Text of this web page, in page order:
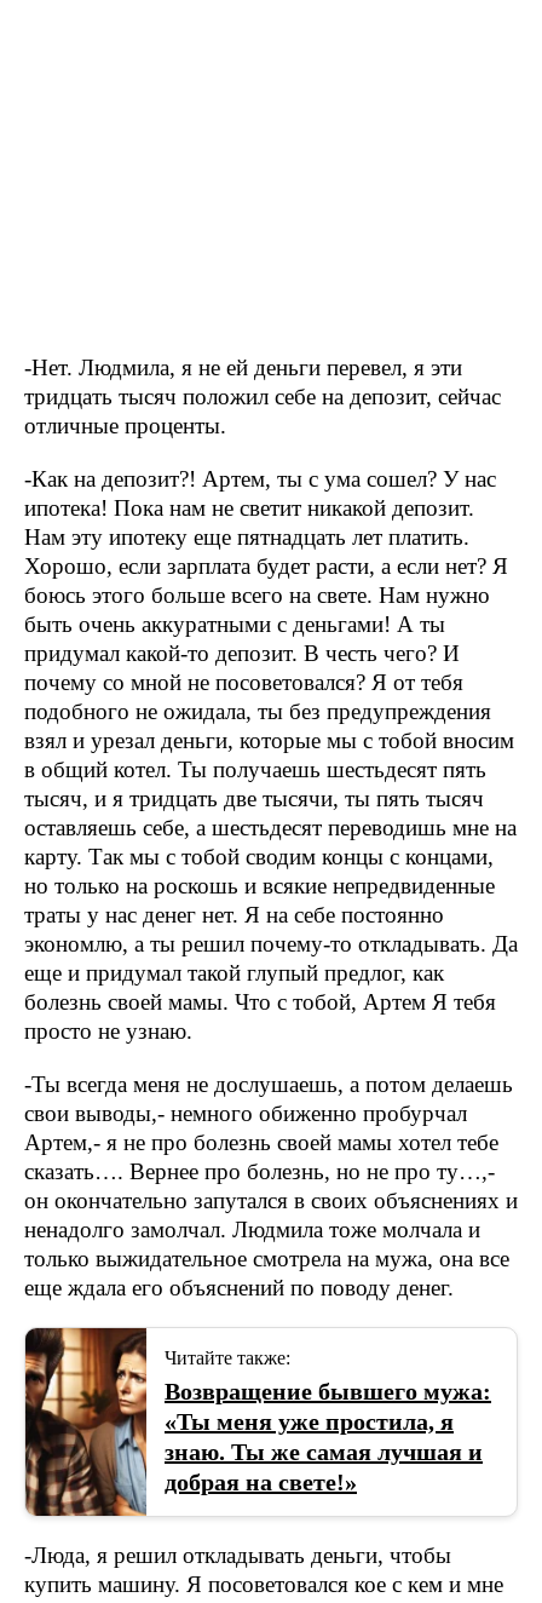
-Нет. Людмила, я не ей деньги перевел, я эти
тридцать тысяч положил себе на депозит, сейчас
отличные проценты.
-Как на депозит?! Артем, ты с ума сошел? У нас
ипотека! Пока нам не светит никакой депозит.
Нам эту ипотеку еще пятнадцать лет платить.
Хорошо, если зарплата будет расти, а если нет? Я
боюсь этого больше всего на свете. Нам нужно
быть очень аккуратными с деньгами! А ты
придумал какой-то депозит. В честь чего? И
почему со мной не посоветовался? Я от тебя
подобного не ожидала, ты без предупреждения
взял и урезал деньги, которые мы с тобой вносим
в общий котел. Ты получаешь шестьдесят пять
тысяч, и я тридцать две тысячи, ты пять тысяч
оставляешь себе, а шестьдесят переводишь мне на
карту. Так мы с тобой сводим концы с концами,
но только на роскошь и всякие непредвиденные
траты у нас денег нет. Я на себе постоянно
экономлю, а ты решил почему-то откладывать. Да
еще и придумал такой глупый предлог, как
болезнь своей мамы. Что с тобой, Артем Я тебя
просто не узнаю.
-Ты всегда меня не дослушаешь, а потом делаешь
свои выводы,- немного обиженно пробурчал
Артем,- я не про болезнь своей мамы хотел тебе
сказать…. Вернее про болезнь, но не про ту…,-
он окончательно запутался в своих объяснениях и
ненадолго замолчал. Людмила тоже молчала и
только выжидательное смотрела на мужа, она все
еще ждала его объяснений по поводу денег.
Читайте также:
Возвращение бывшего мужа:
«Ты меня уже простила, я
знаю. Ты же самая лучшая и
добрая на свете!»
-Люда, я решил откладывать деньги, чтобы
купить машину. Я посоветовался кое с кем и мне